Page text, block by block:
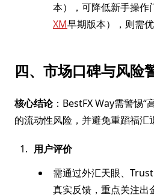
本），可降低新手操作
XM早期版本），则需优
四、市场口碑与风险
核心结论：BestFX Way需警惕“
的流动性风险，并避免重蹈福汇
用户评价
需通过外汇天眼、
真实反馈，重点关注出